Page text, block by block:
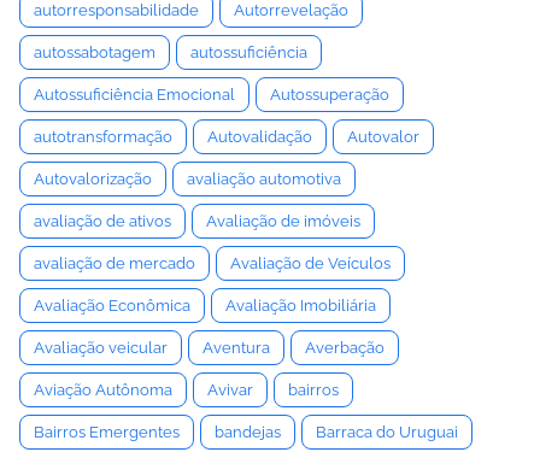
autorresponsabilidade Autorrevelação
autossabotagem autossuficiência
Autossuficiência Emocional Autossuperação
autotransformação Autovalidação Autovalor
Autovalorização avaliação automotiva
avaliação de ativos Avaliação de imóveis
avaliação de mercado Avaliação de Veículos
Avaliação Econômica Avaliação Imobiliária
Avaliação veicular Aventura Averbação
Aviação Autônoma Avivar bairros
Bairros Emergentes bandejas Barraca do Uruguai